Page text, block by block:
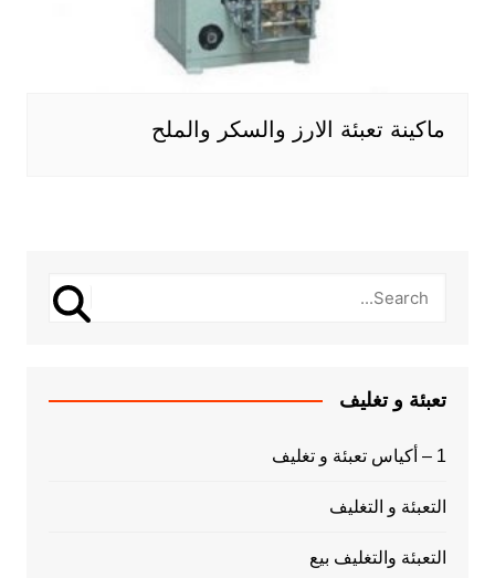
ماكينة تعبئة الارز والسكر والملح
تعبئة و تغليف
1 – أكياس تعبئة و تغليف
التعبئة و التغليف
التعبئة والتغليف بيع